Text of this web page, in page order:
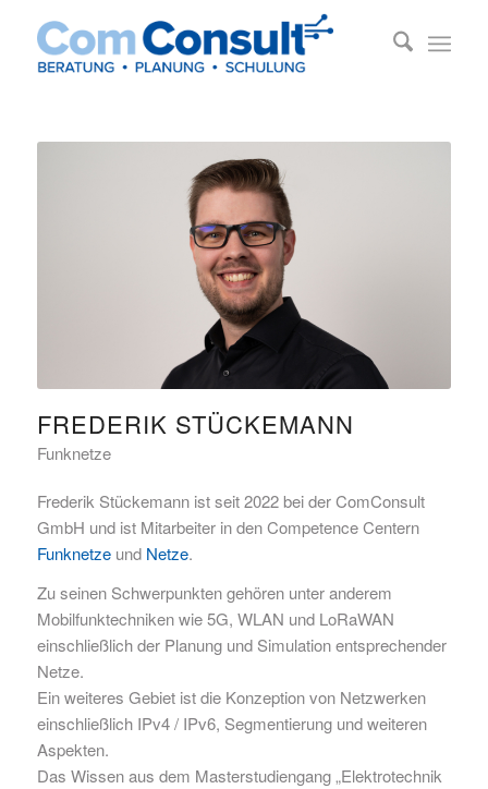
FREDERIK STÜCKEMANN
Funknetze
Frederik Stückemann ist seit 2022 bei der ComConsult
GmbH und ist Mitarbeiter in den Competence Centern
Funknetzeund Netze.
Zu seinen Schwerpunkten gehören unter anderem
Mobilfunktechniken wie 5G, WLAN und LoRaWAN
einschließlich der Planung und Simulation entsprechender
Netze.
Ein weiteres Gebiet ist die Konzeption von Netzwerken
einschließlich IPv4 / IPv6, Segmentierung und weiteren
Aspekten.
Das Wissen aus dem Masterstudiengang „Elektrotechnik